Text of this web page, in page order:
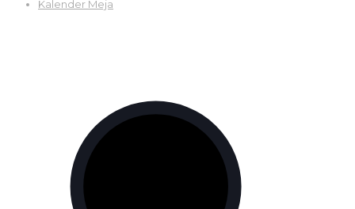
Kalender Meja